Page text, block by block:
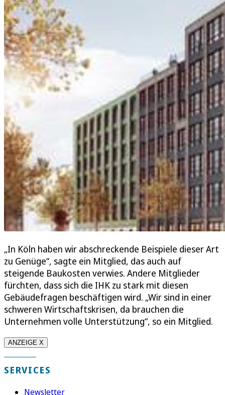
„In Köln haben wir abschreckende Beispiele dieser Art
zu Genüge“, sagte ein Mitglied, das auch auf
steigende Baukosten verwies. Andere Mitglieder
fürchten, dass sich die IHK zu stark mit diesen
Gebäudefragen beschäftigen wird. „Wir sind in einer
schweren Wirtschaftskrisen, da brauchen die
Unternehmen volle Unterstützung“, so ein Mitglied.
ANZEIGE X
SERVICES
Newsletter